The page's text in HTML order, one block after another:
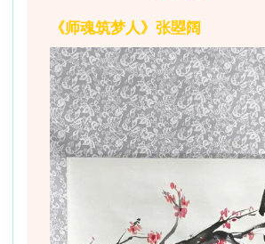
《师魂筑梦人》张曌阔